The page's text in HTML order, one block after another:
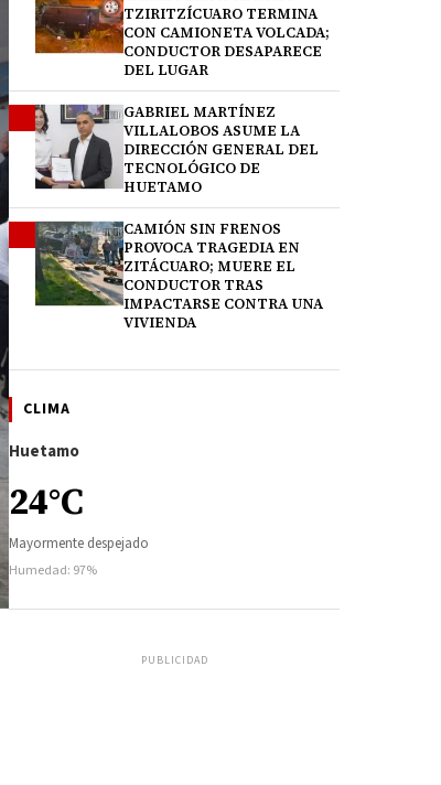
TZIRITZÍCUARO TERMINA
CON CAMIONETA VOLCADA;
CONDUCTOR DESAPARECE
DEL LUGAR
GABRIEL MARTÍNEZ
VILLALOBOS ASUME LA
DIRECCIÓN GENERAL DEL
TECNOLÓGICO DE
HUETAMO
CAMIÓN SIN FRENOS
PROVOCA TRAGEDIA EN
ZITÁCUARO; MUERE EL
CONDUCTOR TRAS
IMPACTARSE CONTRA UNA
VIVIENDA
CLIMA
Huetamo
24°C
Mayormente despejado
Humedad: 97%
PUBLICIDAD